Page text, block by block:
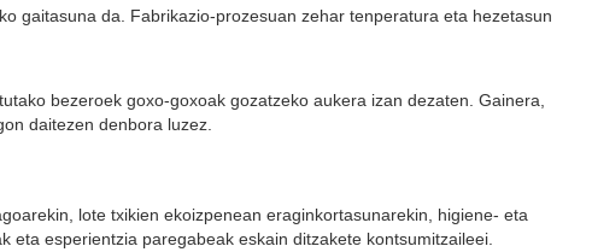
gaitasuna da. Fabrikazio-prozesuan zehar tenperatura eta hezetasun
bezeroek goxo-goxoak gozatzeko aukera izan dezaten. Gainera,
daitezen denbora luzez.
lote txikien ekoizpenean eraginkortasunarekin, higiene- eta
esperientzia paregabeak eskain ditzakete kontsumitzaileei.